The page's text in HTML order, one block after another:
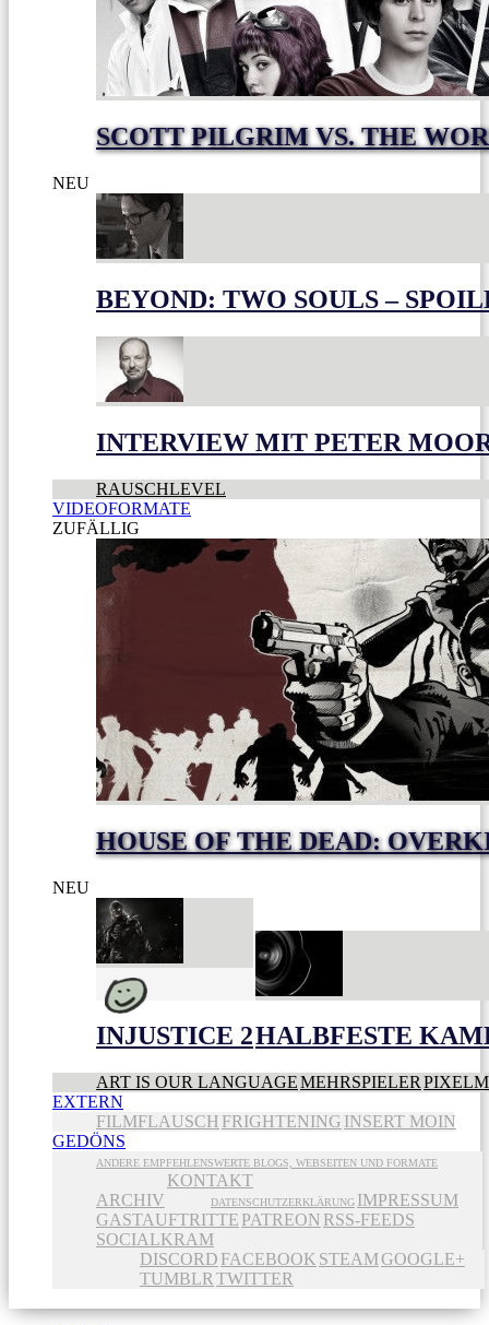
SCOTT PILGRIM VS. THE
NEU
BEYOND: TWO SOULS –
INTERVIEW MIT PETER
RAUSCHLEVEL
VIDEOFORMATE
ZUFÄLLIG
HOUSE OF THE DEAD:
NEU
INJUSTICE 2HALBFESTE
ART IS OUR LANGUAGEMEHRSPIELER
EXTERN
FILMFLAUSCH FRIGHTENING INSERT MOIN
GEDÖNS
ANDERE EMPFEHLENSWERTE BLOGS, WEBSEITEN UND FORMATE
ARCHIV
KONTAKT
DATENSCHUTZERKLÄRUNG IMPRESSUM
GASTAUFTRITTE PATREON RSS-FEEDS
SOCIALKRAM
DISCORD FACEBOOK STEAMGOOGLE+
TUMBLR TWITTER